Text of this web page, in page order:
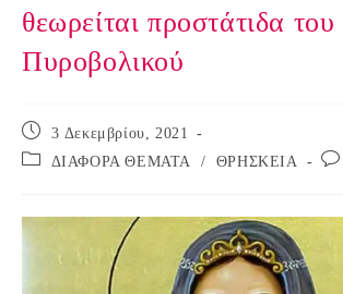
θεωρείται προστάτιδα του
Πυροβολικού
Post
published:
3 Δεκεμβρίου, 2021
Post
ΔΙΑΦΟΡΑ ΘΕΜΑΤΑ / ΘΡΗΣΚΕΙΑ
Post